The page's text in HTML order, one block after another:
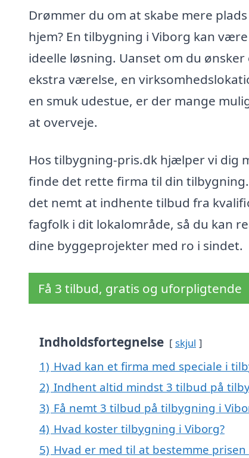
Drømmer du om at skabe mere
hjem? En tilbygning i Viborg kan
ideelle løsning. Uanset om du ønsker
ekstra værelse, en
en smuk udestue, er der mange
at overveje.
Hos tilbygning-pris.dk hjælper vi dig
finde det rette firma til din
det nemt at indhente tilbud fra
fagfolk i dit lokalområde, så du kan
dine byggeprojekter med ro i sindet.
Få 3 tilbud, gratis og uforpligtende
Indholdsfortegnelse skjul
1) Hvad kan et firma med speciale i
2) Indhent altid mindst 3 tilbud på
3) Få nemt 3 tilbud på tilbygning i
4) Hvad koster tilbygning i Viborg?
5) Hvad er med til at bestemme